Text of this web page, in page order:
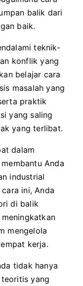
balik dari
baik.
teknik-
konflik yang
belajar cara
masalah yang
praktik
yang saling
yang terlibat.
dalam
Anda
industrial
ini, Anda
di balik
mengelola
kerja.
tidak hanya
yang